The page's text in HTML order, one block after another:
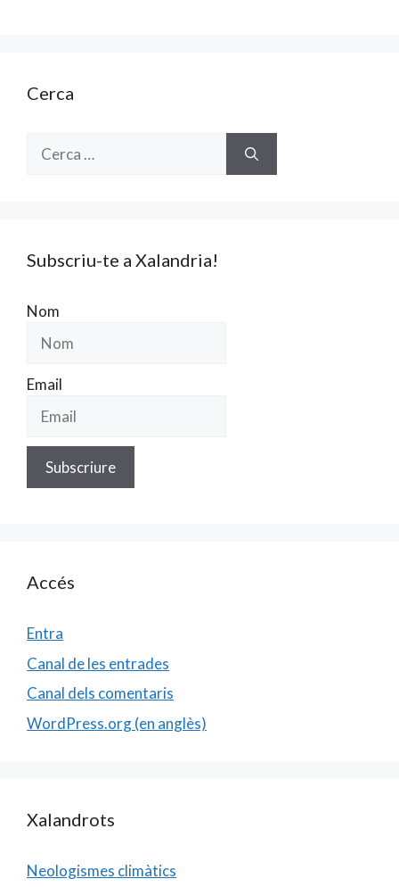
Cerca
Subscriu-te a Xalandria!
Nom
Email
Accés
Entra
Canal de les entrades
Canal dels comentaris
WordPress.org (en anglès)
Xalandrots
Neologismes climàtics